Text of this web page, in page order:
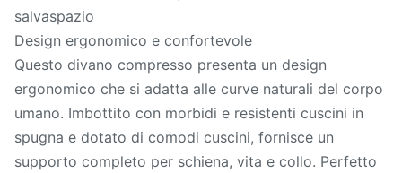
salvaspazio
Design ergonomico e confortevole
Questo divano compresso presenta un design
ergonomico che si adatta alle curve naturali del corpo
umano. Imbottito con morbidi e resistenti cuscini in
spugna e dotato di comodi cuscini, fornisce un
supporto completo per schiena, vita e collo. Perfetto